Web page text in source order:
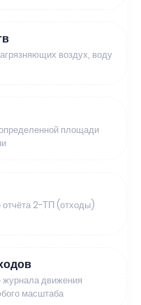
воздух, воду
площади
отчёта 2-ТП (отходы)
журнала движения
масштаба